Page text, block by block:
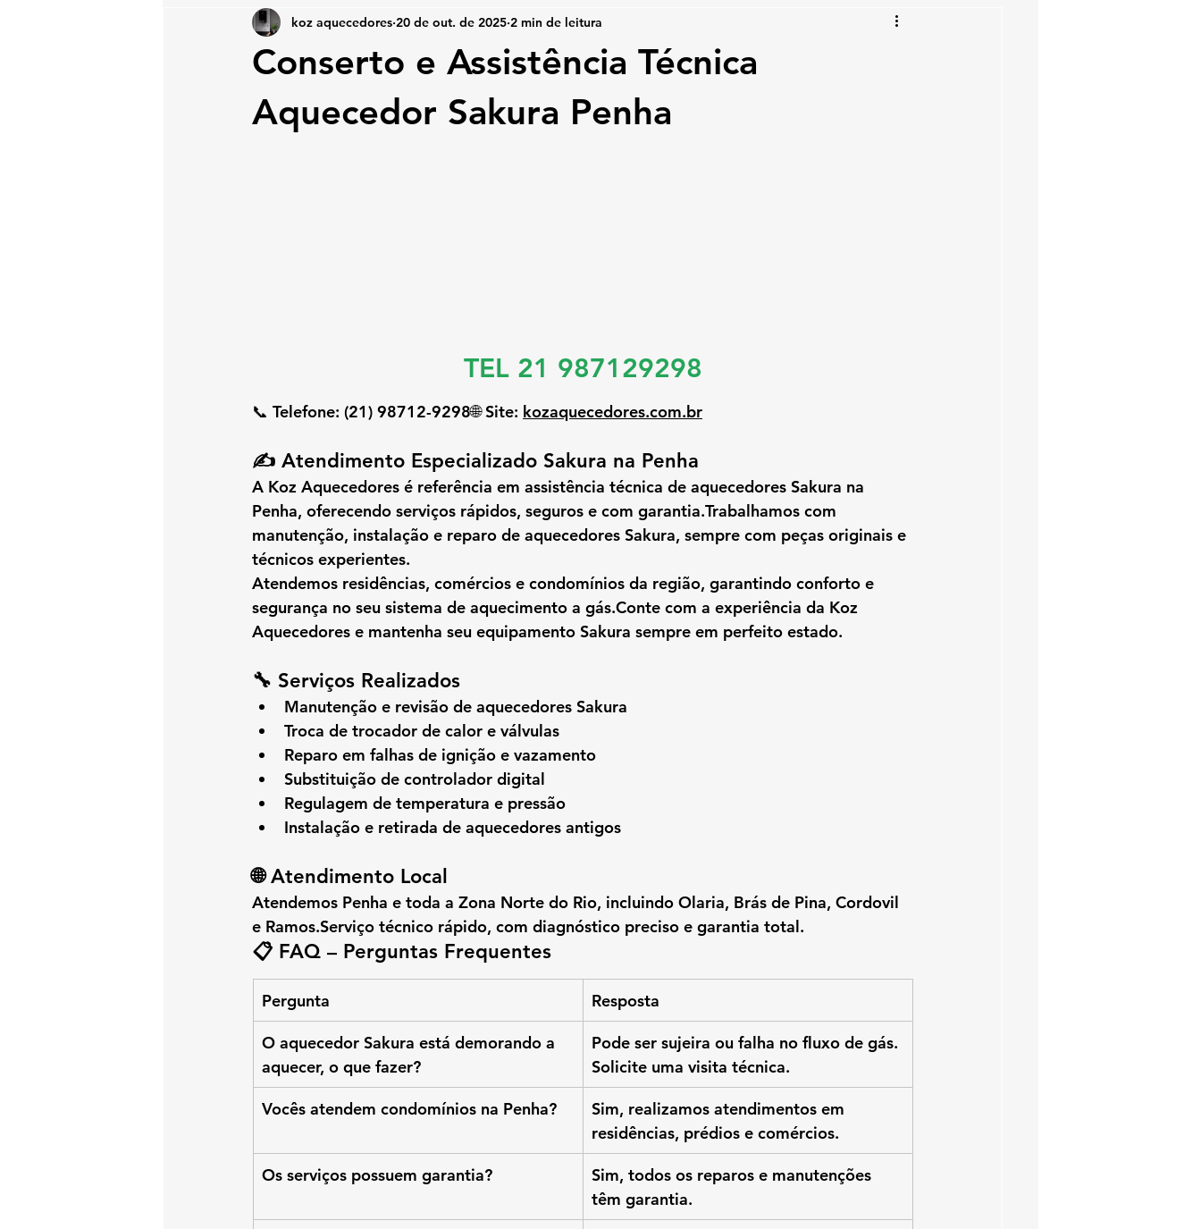
Conserto e Assistência Técnica
Aquecedor Sakura Penha
koz aquecedores 20 de out. de 2025 2 min de leitura
TEL 21 987129298
📞 Telefone: (21) 98712-9298🌐 Site: kozaquecedores.com.br
✍️ Atendimento Especializado Sakura na Penha
A Koz Aquecedores é referência em assistência técnica de aquecedores Sakura na
Penha, oferecendo serviços rápidos, seguros e com garantia.Trabalhamos com
manutenção, instalação e reparo de aquecedores Sakura, sempre com peças originais e
técnicos experientes.
Atendemos residências, comércios e condomínios da região, garantindo conforto e
segurança no seu sistema de aquecimento a gás.Conte com a experiência da Koz
Aquecedores e mantenha seu equipamento Sakura sempre em perfeito estado.
🔧 Serviços Realizados
Manutenção e revisão de aquecedores Sakura
Troca de trocador de calor e válvulas
Reparo em falhas de ignição e vazamento
Substituição de controlador digital
Regulagem de temperatura e pressão
Instalação e retirada de aquecedores antigos
🌐 Atendimento Local
Atendemos Penha e toda a Zona Norte do Rio, incluindo Olaria, Brás de Pina, Cordovil
e Ramos.Serviço técnico rápido, com diagnóstico preciso e garantia total.
📋 FAQ – Perguntas Frequentes
Pergunta Resposta
O aquecedor Sakura está demorando a
aquecer, o que fazer?
Pode ser sujeira ou falha no fluxo de gás.
Solicite uma visita técnica.
Vocês atendem condomínios na Penha?
Sim, realizamos atendimentos em
residências, prédios e comércios.
Os serviços possuem garantia?
Sim, todos os reparos e manutenções
têm garantia.